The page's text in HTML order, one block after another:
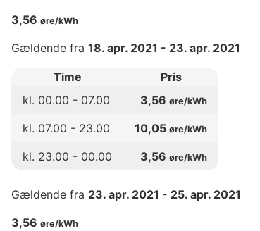
3,56 øre/kWh
Gældende fra 18. apr. 2021 - 23. apr. 2021
Time
Pris
kl. 00.00 - 07.00 3,56 øre/kWh
kl. 07.00 - 23.00 10,05 øre/kWh
kl. 23.00 - 00.00 3,56 øre/kWh
Gældende fra 23. apr. 2021 - 25. apr. 2021
3,56 øre/kWh